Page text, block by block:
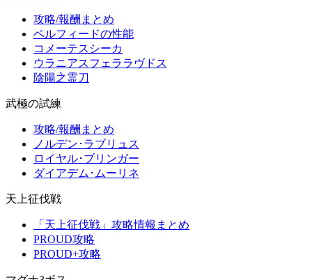
攻略/報酬まとめ
ペルフィードの性能
コメーテスシーカ
ウラニアスフェララヴドス
陰陽之霊刀
武極の試練
攻略/報酬まとめ
ノルデン･ラブリュス
ロイヤル･ブリンガー
ダイアデム･ムーリネ
天上征伐戦
「天上征伐戦」攻略情報まとめ
PROUD攻略
PROUD+攻略